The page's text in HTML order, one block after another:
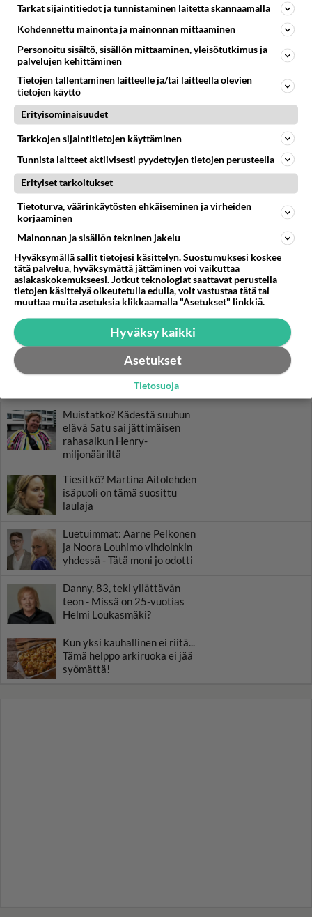
Muistatko? Kädestä suuhun
elävä Satu sai jättimäisen
rahasalkun Henry-
miljonääriltä
Tiesitkö? Martina Aitolehden
isäpuoli on tämä suosittu
laulaja
Luetuimmat: Aarne Pelkonen
ja Noora Louhimo vihdoinkin
yhdessä - Tätä moni jo odotti
Danny, 83, teki yllättävän
teon - Missä on 25-vuotias
Helmi Loukasmäki?
Kun yksi kauhallinen ei riitä...
Tämä helppo arkiruoka ei jää
syömättä!
Tarkat sijaintitiedot ja tunnistaminen laitetta skannaamalla
Kohdennettu mainonta ja mainonnan mittaaminen
Personoitu sisältö, sisällön mittaaminen, yleisötutkimus ja
palvelujen kehittäminen
Tietojen tallentaminen laitteelle ja/tai laitteella olevien
tietojen käyttö
Erityisominaisuudet
Tarkkojen sijaintitietojen käyttäminen
Tunnista laitteet aktiivisesti pyydettyjen tietojen perusteella
Erityiset tarkoitukset
Tietoturva, väärinkäytösten ehkäiseminen ja virheiden
korjaaminen
Mainonnan ja sisällön tekninen jakelu
Hyväksymällä sallit tietojesi käsittelyn. Suostumuksesi koskee
tätä palvelua, hyväksymättä jättäminen voi vaikuttaa
asiakaskokemukseesi. Jotkut teknologiat saattavat perustella
tietojen käsittelyä oikeutetulla edulla, voit vastustaa tätä tai
muuttaa muita asetuksia klikkaamalla "Asetukset" linkkiä.
Hyväksy kaikki
Asetukset
Tietosuoja